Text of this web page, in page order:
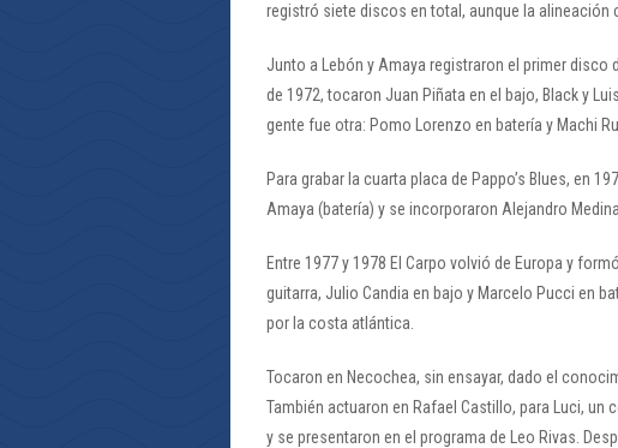
registró siete discos en total, aunque la alineación
Junto a Lebón y Amaya registraron el primer disco
de 1972, tocaron Juan Piñata en el bajo, Black y
gente fue otra: Pomo Lorenzo en batería y Machi
Para grabar la cuarta placa de Pappo’s Blues, en
Amaya (batería) y se incorporaron Alejandro
Entre 1977 y 1978 El Carpo volvió de Europa y
guitarra, Julio Candia en bajo y Marcelo Pucci en
por la costa atlántica.
Tocaron en Necochea, sin ensayar, dado el
También actuaron en Rafael Castillo, para Luci,
y se presentaron en el programa de Leo Rivas.